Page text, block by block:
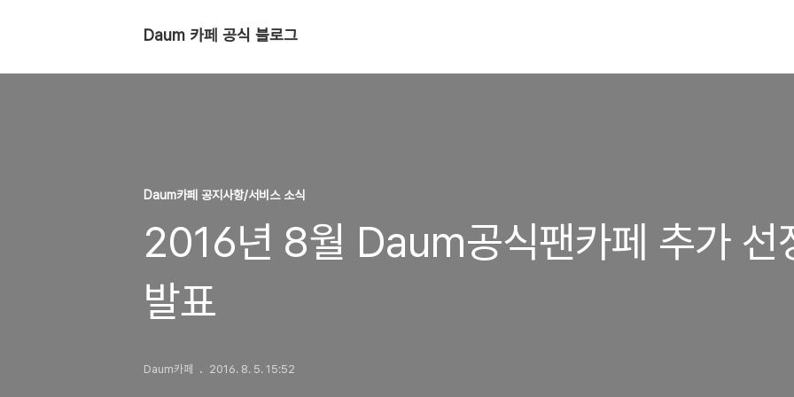
Daum 카페 공식 블로그
Daum카페 공지사항/서비스 소식
2016년 8월 Daum공식팬카페 추가 선
발표
Daum카페 2016. 8. 5. 15:52